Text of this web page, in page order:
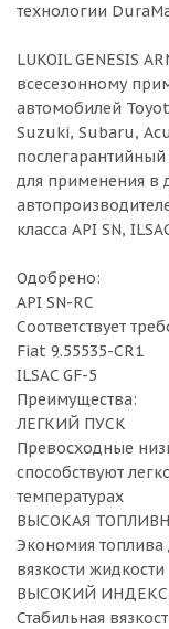
технологии
LUKOIL GENESIS
всесезонному
автомобилей
Suzuki, Subaru,
для применения в
класса API SN,
Одобрено:
API SN-RC
Соответствует
Fiat 9.55535-CR1
ILSAC GF-5
Преимущества:
ЛЕГКИЙ ПУСК
Превосходные
способствуют
температурах
ВЫСОКАЯ
Экономия топлива
вязкости жидкости
ВЫСОКИЙ ИНДЕКС
Стабильная